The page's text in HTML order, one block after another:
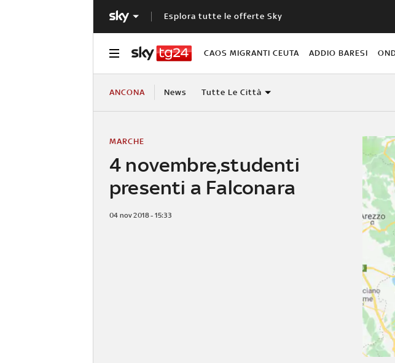
Esplora tutte le offerte Sky
CAOS MIGRANTI CEUTA ADDIO BARESI
ANCONA News Tutte Le Città
4 novembre,studenti
presenti a Falconara
MARCHE
04 nov 2018 - 15:33